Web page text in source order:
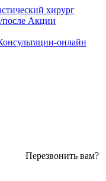
хирург
Акции
онлайн
Перезвонить вам?